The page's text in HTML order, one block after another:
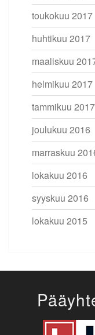
toukokuu 2017
huhtikuu 2017
maaliskuu
helmikuu 2017
tammikuu 2017
joulukuu 2016
marraskuu
lokakuu 2016
syyskuu 2016
lokakuu 2015